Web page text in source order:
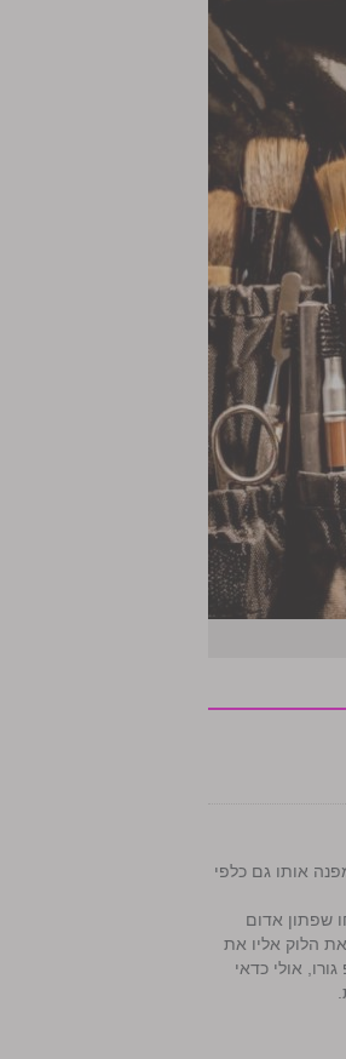
אותו גם כלפי
שפתון אדום
הלוק אליו את
אולי כדאי